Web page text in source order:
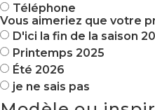
Téléphone
Vous aimeriez que votre
D'ici la fin de la saison
Printemps 2025
Été 2026
je ne sais pas